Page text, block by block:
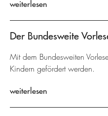
weiterlesen
Der Bundesweite
Mit dem Bundesweiten
Kindern gefördert werden.
weiterlesen